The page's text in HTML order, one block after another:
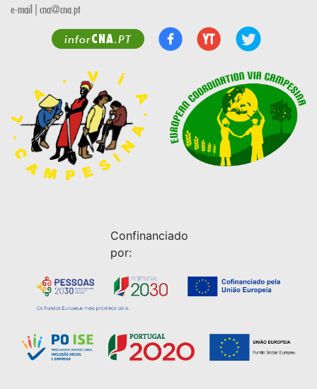
e-mail | cna@cna.pt
inforCNA.PT
Confinanciado
por: